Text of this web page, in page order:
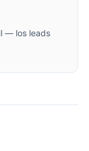
— los leads